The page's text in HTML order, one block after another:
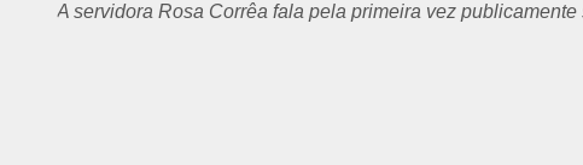
A servidora Rosa Corrêa fala pela primeira vez